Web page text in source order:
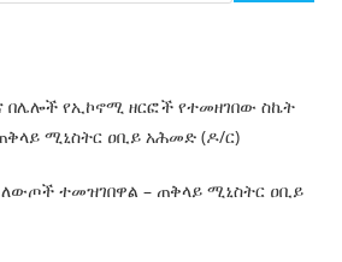
በሌሎች የኢኮኖሚ ዘርፎች የተመዘገበው ስኬት
ጠቅላይ ሚኒስትር ዐቢይ አሕመድ (ዶ/ር)
ለውጦች ተመዝገበዋል – ጠቅላይ ሚኒስትር ዐቢይ